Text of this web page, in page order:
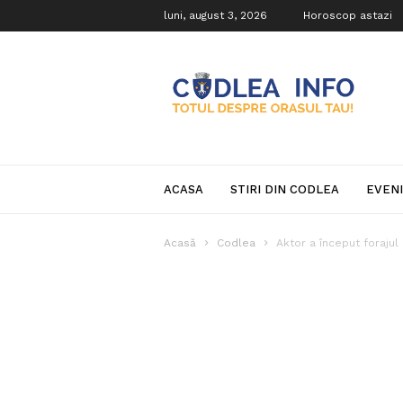
luni, august 3, 2026 Horoscop astazi
Info
ACASA STIRI DIN CODLEA
Acasă Codlea Aktor a început forajul